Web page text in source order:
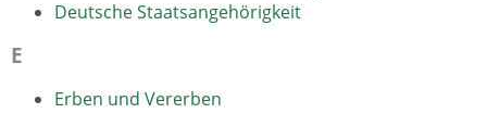
Deutsche Staatsangehörigkeit
E
Erben und Vererben